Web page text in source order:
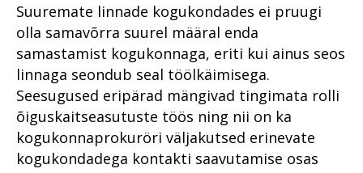
Suuremate linnade kogukondades ei pruugi
olla samavõrra suurel määral enda
samastamist kogukonnaga, eriti kui ainus seos
linnaga seondub seal töölkäimisega.
Seesugused eripärad mängivad tingimata rolli
õiguskaitseasutuste töös ning nii on ka
kogukonnaprokuröri väljakutsed erinevate
kogukondadega kontakti saavutamise osas